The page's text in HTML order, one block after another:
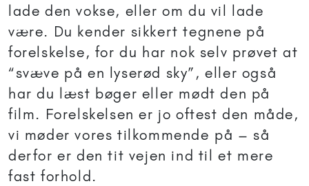
lade den vokse, eller om du vil lade
være. Du kender sikkert tegnene på
forelskelse, for du har nok selv prøvet at
“svæve på en lyserød sky”, eller også
har du læst bøger eller mødt den på
film. Forelskelsen er jo oftest den måde,
vi møder vores tilkommende på – så
derfor er den tit vejen ind til et mere
fast forhold.